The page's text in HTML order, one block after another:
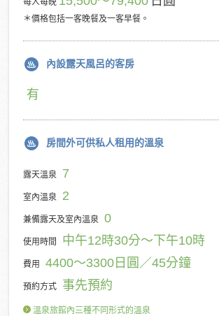
每人每晚
＊價格包括一客晚餐及一客早餐。
內設露天風呂的客房
有
房間外可供私人租用的溫泉
露天溫泉 7
室內溫泉 2
兼備露天及室內溫泉 0
使用時間 中午12時30分～下午10時
費用 4400～3300日圓／45分鐘
預約方式 事先預約
溫泉旅館內三種不同形式的溫泉